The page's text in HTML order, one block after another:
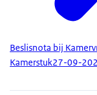
Beslisnota bij
Kamerstuk27-09-